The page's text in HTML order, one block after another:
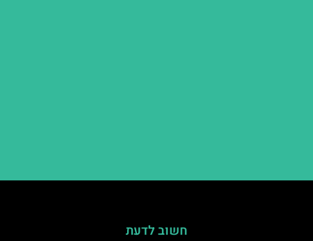
חשוב לדעת